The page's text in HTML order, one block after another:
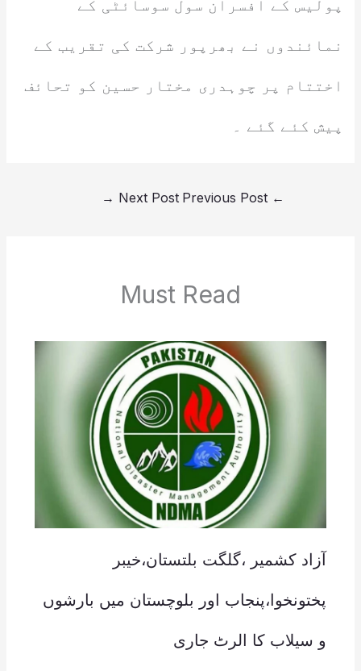
پولیس کے افسران سول سوسائٹی کے
نمائندوں نے بھرپور شرکت کی تقریب کے
اختتام پر چوہدری مختار حسین کو تحائف
پیش کئے گئے ۔
←
Next Post
→
Must Read
آزاد کشمیر ،گلگت بلتستان،خیبر
پختونخوا،پنجاب اور بلوچستان میں بارشوں
و سیلاب کا الرٹ جاری